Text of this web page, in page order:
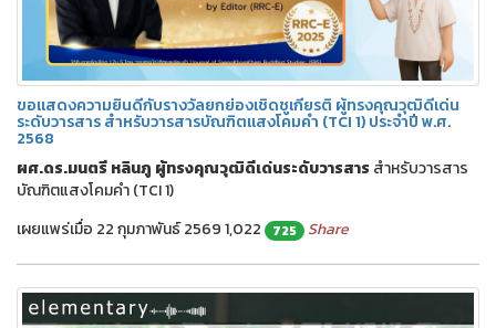
ขอแสดงความยินดีกับรางวัลยกย่องเชิดชูเกียรติ ผู้ทรงคุณวุฒิดีเด่น
ระดับวารสาร สำหรับวารสารบัณฑิตแสงโคมคำ (TCI 1) ประจำปี พ.ศ.
2568
ผศ.ดร.มนตรี หลินภู ผู้ทรงคุณวุฒิดีเด่นระดับวารสาร สำหรับวารสาร
บัณฑิตแสงโคมคำ (TCI 1)
เผยแพร่เมื่อ 22 กุมภาพันธ์ 25691,022 725 Share